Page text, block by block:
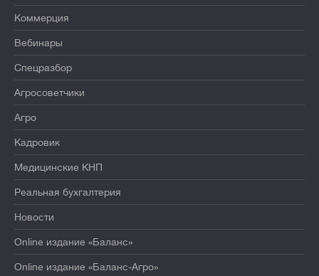
Коммерция
Вебинары
Спецразбор
Агросоветчики
Агро
Кадровик
Медицинские КНП
Реальная бухгалтерия
Новости
Online издание «Баланс»
Online издание «Баланс-Агро»